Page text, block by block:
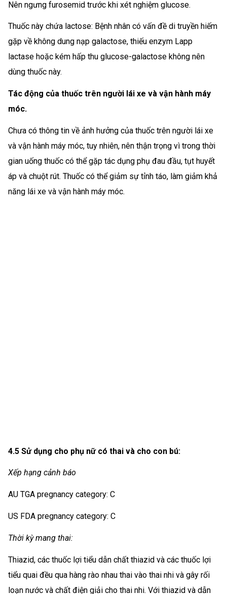
Nên ngưng furosemid trước khi xét nghiệm glucose.
Thuốc này chứa lactose: Bệnh nhân có vấn đề di truyền hiếm
gặp về không dung nạp galactose, thiếu enzym Lapp
lactase hoặc kém hấp thu glucose-galactose không nên
dùng thuốc này.
Tác động của thuốc trên người lái xe và vận hành máy
móc.
Chưa có thông tin về ảnh hưởng của thuốc trên người lái xe
và vận hành máy móc, tuy nhiên, nên thận trọng vì trong thời
gian uống thuốc có thể gặp tác dụng phụ đau đầu, tụt huyết
áp và chuột rút. Thuốc có thể giảm sự tỉnh táo, làm giảm khả
năng lái xe và vận hành máy móc.
4.5 Sử dụng cho phụ nữ có thai và cho con bú:
Xếp hạng cảnh báo
AU TGA pregnancy category: C
US FDA pregnancy category: C
Thời kỳ mang thai:
Thiazid, các thuốc lợi tiểu dẫn chất thiazid và các thuốc lợi
tiểu quai đều qua hàng rào nhau thai vào thai nhi và gây rối
loạn nước và chất điện giải cho thai nhi. Với thiazid và dẫn